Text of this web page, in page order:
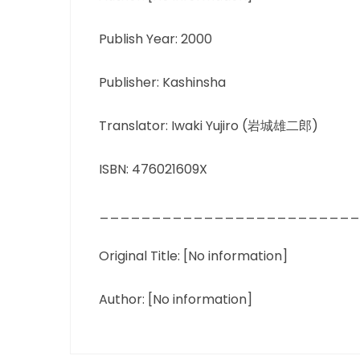
Publish Year: 2000
Publisher: Kashinsha
Translator: Iwaki Yujiro (岩城雄二郎)
ISBN: 476021609X
Original Title: [No information]
Author: [No information]